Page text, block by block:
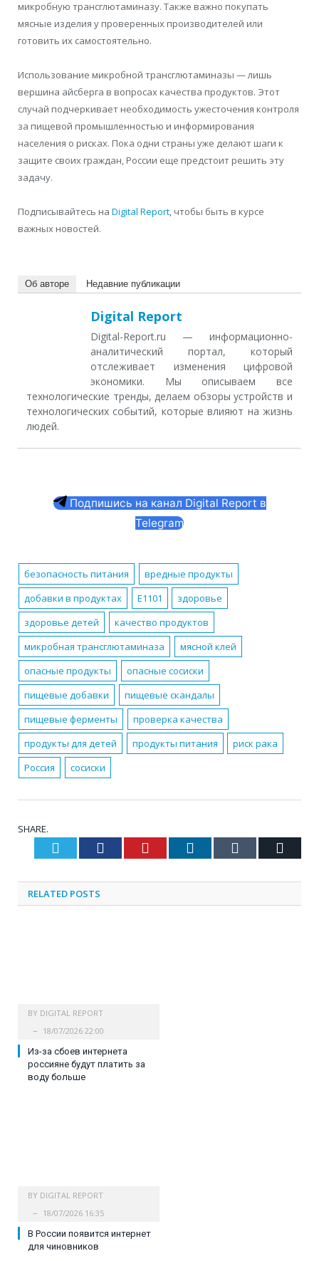
микробную трансглютаминазу. Также важно покупать
мясные изделия у проверенных производителей или
готовить их самостоятельно.
Использование микробной трансглютаминазы — лишь
вершина айсберга в вопросах качества продуктов. Этот
случай подчеркивает необходимость ужесточения контроля
за пищевой промышленностью и информирования
населения о рисках. Пока одни страны уже делают шаги к
защите своих граждан, России еще предстоит решить эту
задачу.
Подписывайтесь на Digital Report, чтобы быть в курсе
важных новостей.
Об авторе Недавние публикации
Digital Report
Digital-Report.ru — информационно-
аналитический портал, который
отслеживает изменения цифровой
экономики. Мы описываем все
технологические тренды, делаем обзоры устройств и
технологических событий, которые влияют на жизнь
людей.
Подпишись на канал Digital Report в
Telegram
безопасность питания
вредные продукты
добавки в продуктах
Е1101
здоровье
здоровье детей
качество продуктов
микробная трансглютаминаза
мясной клей
опасные продукты
опасные сосиски
пищевые добавки
пищевые скандалы
пищевые ферменты
проверка качества
продукты для детей
продукты питания
риск рака
Россия
сосиски
SHARE.
Twitter Facebook Pinterest LinkedIn Tumblr
RELATED POSTS
BY DIGITAL REPORT
18/07/2026 22:00
Из-за сбоев интернета
россияне будут платить за
воду больше
BY DIGITAL REPORT
18/07/2026 16:35
В России появится интернет
для чиновников